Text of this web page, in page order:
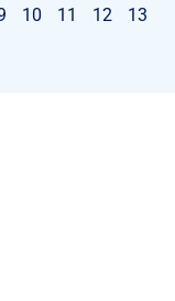
10 11 12
13